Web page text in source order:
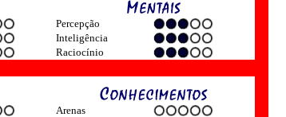
Percepção
Inteligência
Raciocínio
Arenas